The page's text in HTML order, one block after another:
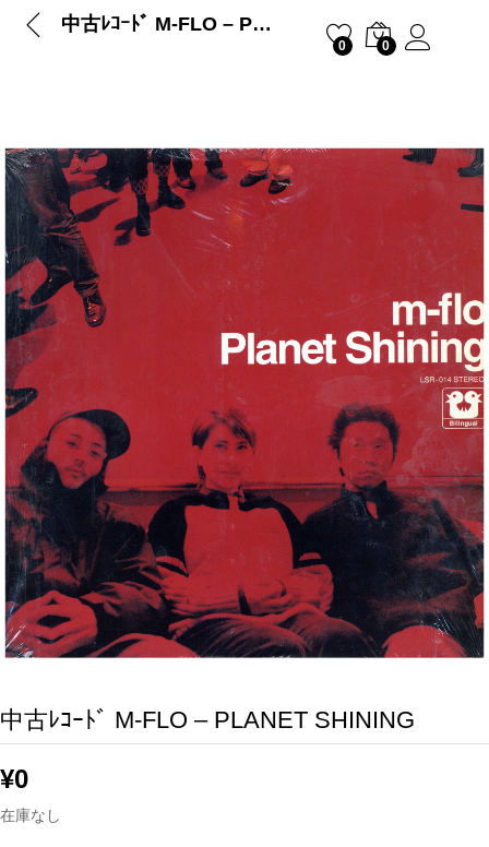
中古ﾚｺｰﾄﾞ M-FLO – PLANET SHINING
0 0
中古ﾚｺｰﾄﾞ M-FLO – PLANET SHINING
¥0
在庫なし